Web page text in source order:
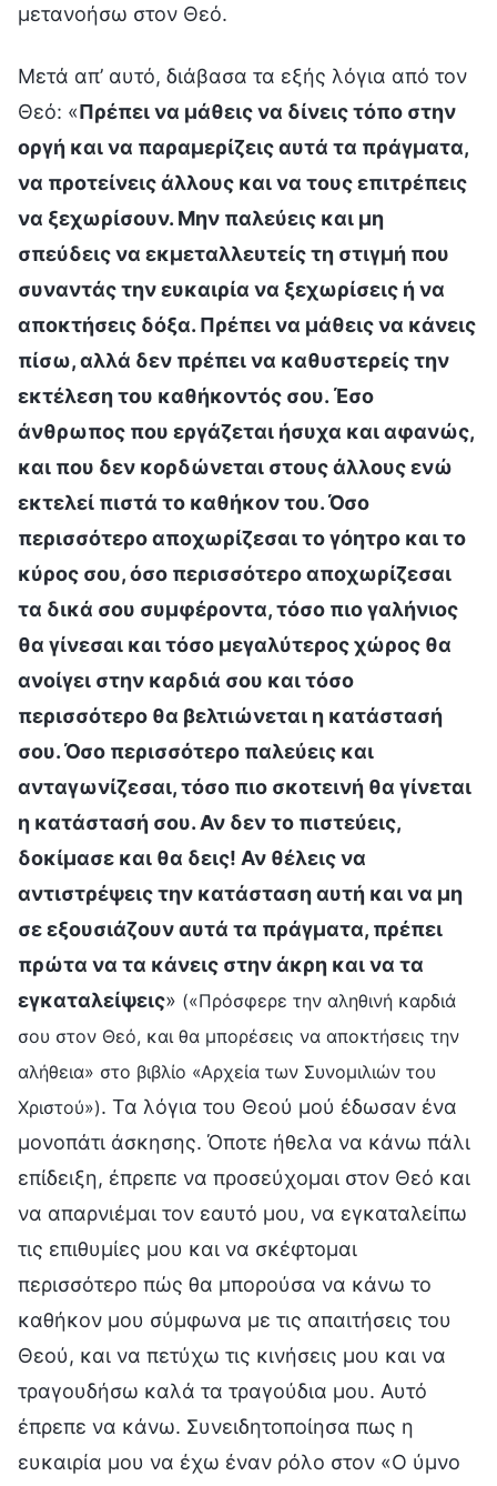
μετανοήσω στον Θεό.
Μετά απ’ αυτό, διάβασα τα εξής λόγια από τον
Θεό: «Πρέπει να μάθεις να δίνεις τόπο στην
οργή και να παραμερίζεις αυτά τα πράγματα,
να προτείνεις άλλους και να τους επιτρέπεις
να ξεχωρίσουν. Μην παλεύεις και μη
σπεύδεις να εκμεταλλευτείς τη στιγμή που
συναντάς την ευκαιρία να ξεχωρίσεις ή να
αποκτήσεις δόξα. Πρέπει να μάθεις να κάνεις
πίσω, αλλά δεν πρέπει να καθυστερείς την
εκτέλεση του καθήκοντός σου. Έσο
άνθρωπος που εργάζεται ήσυχα και αφανώς,
και που δεν κορδώνεται στους άλλους ενώ
εκτελεί πιστά το καθήκον του. Όσο
περισσότερο αποχωρίζεσαι το γόητρο και το
κύρος σου, όσο περισσότερο αποχωρίζεσαι
τα δικά σου συμφέροντα, τόσο πιο γαλήνιος
θα γίνεσαι και τόσο μεγαλύτερος χώρος θα
ανοίγει στην καρδιά σου και τόσο
περισσότερο θα βελτιώνεται η κατάστασή
σου. Όσο περισσότερο παλεύεις και
ανταγωνίζεσαι, τόσο πιο σκοτεινή θα γίνεται
η κατάστασή σου. Αν δεν το πιστεύεις,
δοκίμασε και θα δεις! Αν θέλεις να
αντιστρέψεις την κατάσταση αυτή και να μη
σε εξουσιάζουν αυτά τα πράγματα, πρέπει
πρώτα να τα κάνεις στην άκρη και να τα
εγκαταλείψεις» («Πρόσφερε την αληθινή καρδιά
σου στον Θεό, και θα μπορέσεις να αποκτήσεις την
αλήθεια» στο βιβλίο «Αρχεία των Συνομιλιών του
Χριστού»). Τα λόγια του Θεού μού έδωσαν ένα
μονοπάτι άσκησης. Όποτε ήθελα να κάνω πάλι
επίδειξη, έπρεπε να προσεύχομαι στον Θεό και
να απαρνιέμαι τον εαυτό μου, να εγκαταλείπω
τις επιθυμίες μου και να σκέφτομαι
περισσότερο πώς θα μπορούσα να κάνω το
καθήκον μου σύμφωνα με τις απαιτήσεις του
Θεού, και να πετύχω τις κινήσεις μου και να
τραγουδήσω καλά τα τραγούδια μου. Αυτό
έπρεπε να κάνω. Συνειδητοποίησα πως η
ευκαιρία μου να έχω έναν ρόλο στον «Ο ύμνο